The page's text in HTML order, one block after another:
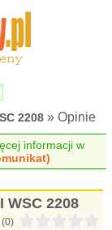
2208» Opinie
informacji w
WSC 2208
(0)